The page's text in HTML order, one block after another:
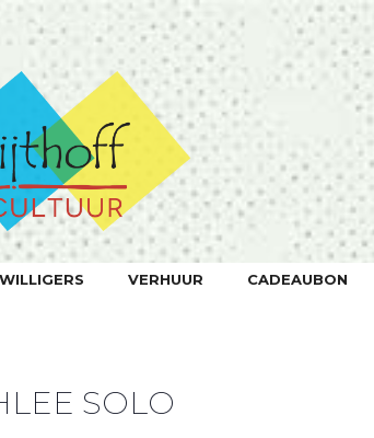
VERHUUR CADEAUBON
SOLO